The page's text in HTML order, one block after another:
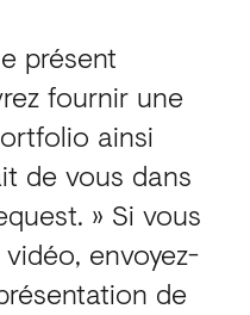
présent
fournir une
ainsi
de vous dans
» Si vous
envoyez-
de